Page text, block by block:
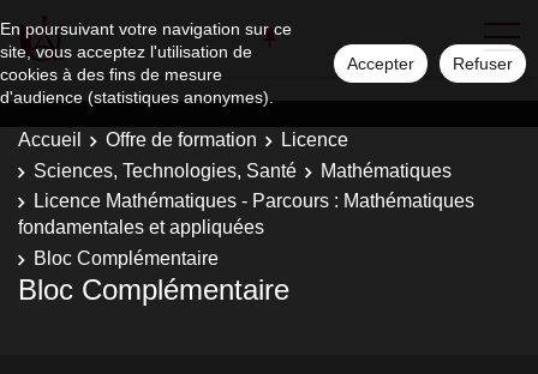
En poursuivant votre navigation sur ce
site, vous acceptez l'utilisation de
cookies à des fins de mesure
d'audience (statistiques anonymes).
Accepter Refuser
Accueil Offre de formation
Licence
Sciences, Technologies, Santé
Mathématiques
Licence Mathématiques - Parcours : Mathématiques
fondamentales et appliquées
Bloc Complémentaire
Bloc Complémentaire